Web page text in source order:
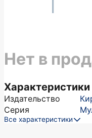
Характеристики
Издательство
Серия
Все характеристики
Нет в